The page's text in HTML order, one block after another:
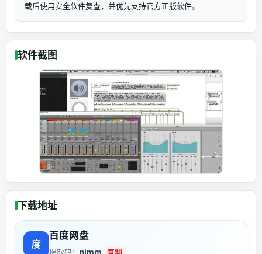
载后使用安全软件复查，并优先支持官方正版软件。
软件截图
下载地址
百度网盘